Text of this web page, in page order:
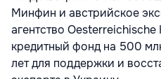
Минфин и австрийское
агентство
кредитный фонд на 500
лет для поддержки и